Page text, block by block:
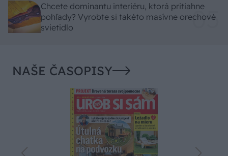
Chcete dominantu interiéru, ktorá pritiahne
pohľady? Vyrobte si takéto masívne orechové
svietidlo
NAŠE ČASOPISY